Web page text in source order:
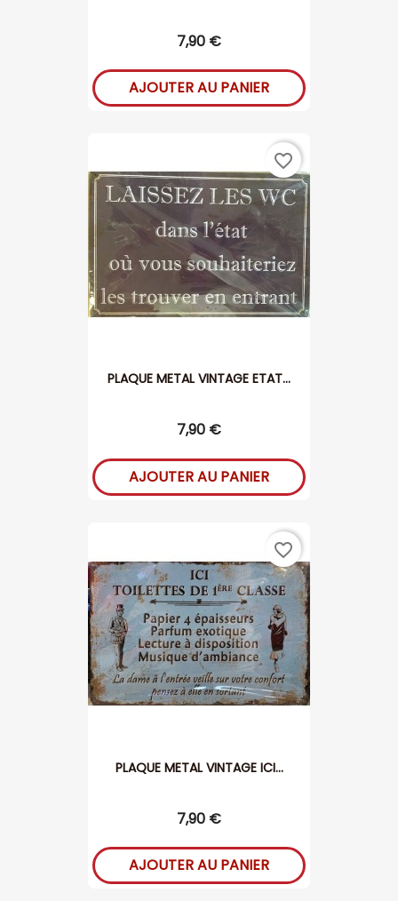
7,90 €
AJOUTER AU PANIER
PLAQUE METAL VINTAGE ETAT...
7,90 €
AJOUTER AU PANIER
favorite_border
PLAQUE METAL VINTAGE ICI...
7,90 €
AJOUTER AU PANIER
favorite_border